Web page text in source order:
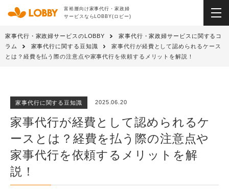
富裕層向け家事代行・家政婦
サービスならLOBBY(ロビー)
家事代行・家政婦サービスのLOBBY
家事代行・家政婦サービスに関するコ
ラム
家事代行に関する豆知識
家事代行が経費として認められるケース
とは？経費を払う際の注意点や家事代行を依頼するメリットを解説！
家事代行に関する豆知識 2025.06.20
家事代行が経費として認められるケ
ースとは？経費を払う際の注意点や
家事代行を依頼するメリットを解
説！